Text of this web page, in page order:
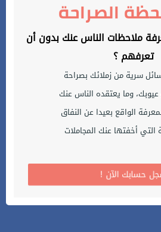
الصراحة
ملاحظات الناس عنك بدون أن
تعرفهم ؟
سرية من زملائك بصراحة
وما يعتقده الناس عنك
الواقع بعيدا عن النفاق
التي أخفتها عنك المجاملات
حسابك الآن